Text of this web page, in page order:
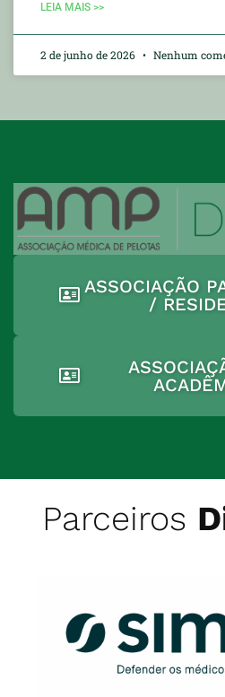
LEIA MAIS >>
2 de junho de 2026 Nenhum
ASSOCIAÇÃO
/
Parceiros